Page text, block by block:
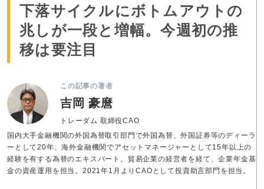
下落サイクルにボトムアウトの
兆しが一段と増幅。今週初の推
移は要注目
この記事の著者
吉岡 豪麿
トレーダム 取締役CAO
国内大手金融機関の外国為替取引部門で外国為替、外国証券等のディーラ
ーとして20年、海外金融機関でアセットマネージャーとして15年以上の
経験を有する為替のエキスパート。貿易企業の経営者を経て、企業年金基
金の資産運用を担当。2021年1月よりCAOとして投資助言部門を担当。